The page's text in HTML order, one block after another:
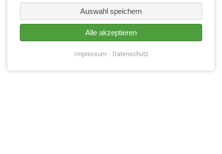
Auswahl speichern
Alle akzeptieren
Impressum Datenschutz